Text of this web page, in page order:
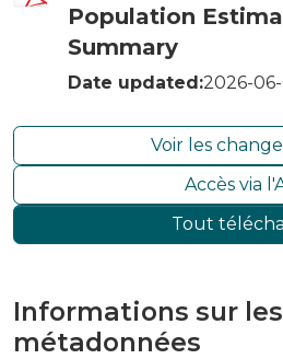
Population
Summary
Date updated:2026-
Voir les
Accès via
Tout
Informations sur les
métadonnées